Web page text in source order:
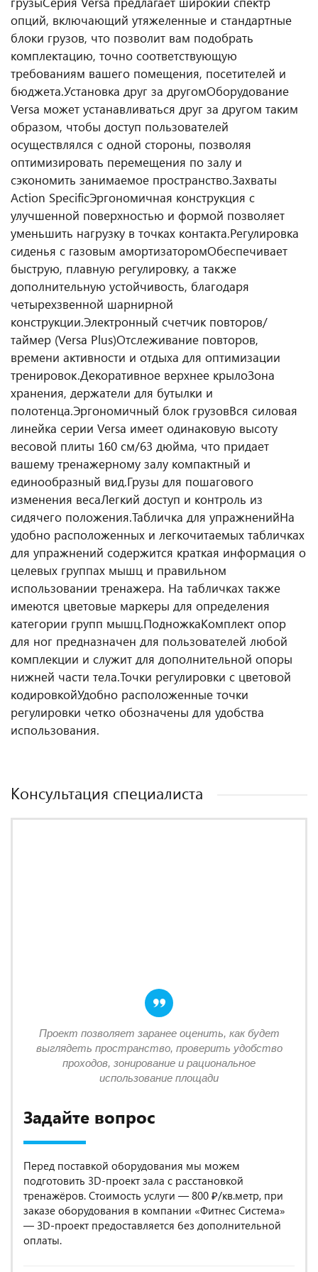
опций, включающий утяжеленные и стандартные
блоки грузов, что позволит вам подобрать
комплектацию, точно соответствующую
требованиям вашего помещения, посетителей и
бюджета.Установка друг за другомОборудование
Versa может устанавливаться друг за другом таким
образом, чтобы доступ пользователей
осуществлялся с одной стороны, позволяя
оптимизировать перемещения по залу и
сэкономить занимаемое пространство.Захваты
Action SpecificЭргономичная конструкция с
улучшенной поверхностью и формой позволяет
уменьшить нагрузку в точках контакта.Регулировка
сиденья с газовым амортизаторомОбеспечивает
быструю, плавную регулировку, а также
дополнительную устойчивость, благодаря
четырехзвенной шарнирной
конструкции.Электронный счетчик повторов/
таймер (Versa Plus)Отслеживание повторов,
времени активности и отдыха для оптимизации
тренировок.Декоративное верхнее крылоЗона
хранения, держатели для бутылки и
полотенца.Эргономичный блок грузовВся силовая
линейка серии Versa имеет одинаковую высоту
весовой плиты 160 см/63 дюйма, что придает
вашему тренажерному залу компактный и
единообразный вид.Грузы для пошагового
изменения весаЛегкий доступ и контроль из
сидячего положения.Табличка для упражненийНа
удобно расположенных и легкочитаемых табличках
для упражнений содержится краткая информация о
целевых группах мышц и правильном
использовании тренажера. На табличках также
имеются цветовые маркеры для определения
категории групп мышц.ПодножкаКомплект опор
для ног предназначен для пользователей любой
комплекции и служит для дополнительной опоры
нижней части тела.Точки регулировки с цветовой
кодировкойУдобно расположенные точки
регулировки четко обозначены для удобства
использования.
Консультация специалиста
Задайте вопрос
Перед поставкой оборудования мы можем
подготовить 3D-проект зала с расстановкой
тренажёров. Стоимость услуги — 800 ₽/кв.метр, при
заказе оборудования в компании «Фитнес Система»
— 3D-проект предоставляется без дополнительной
оплаты.
Проект позволяет заранее оценить, как будет
выглядеть пространство, проверить удобство
проходов, зонирование и рациональное
использование площади